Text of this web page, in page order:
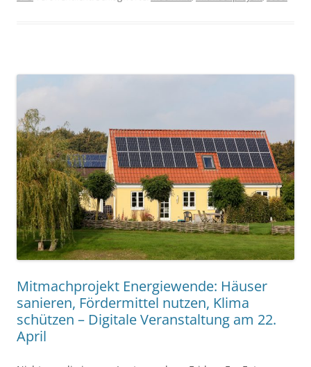
Mitmachprojekt Energiewende: Häuser
sanieren, Fördermittel nutzen, Klima
schützen – Digitale Veranstaltung am 22.
April